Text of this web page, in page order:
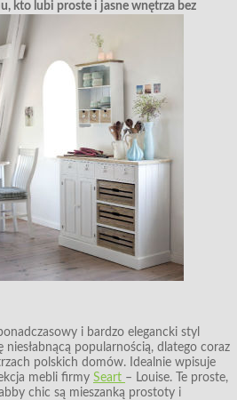
kto lubi proste i jasne wnętrza bez
i bardzo elegancki styl
niesłabnącą popularnością, dlatego coraz
polskich domów. Idealnie wpisuje
mebli firmy Seart – Louise. Te proste,
chic są mieszanką prostoty i